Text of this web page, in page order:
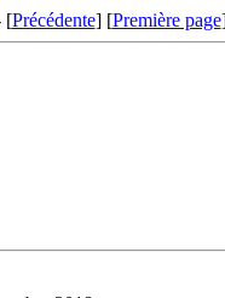
[Précédente] [Première page